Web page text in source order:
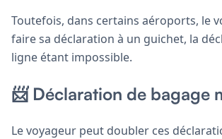
Toutefois, dans certains aéroports, le
faire sa déclaration à un guichet, la
ligne étant impossible.
📨 Déclaration de bagage
Le voyageur peut doubler ces